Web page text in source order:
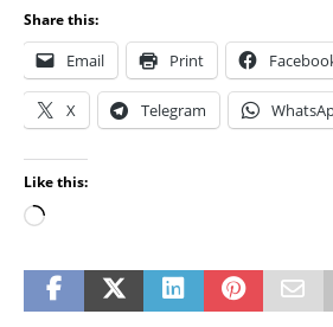
Share this:
Email Print
X Telegram
Like this: